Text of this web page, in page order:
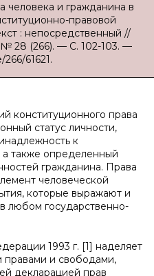
человека и гражданина в
правовой
: непосредственный //
28 (266). — С. 102-103. —
61621.
конституционного права
статус личности,
к
а также определенный
гражданина. Права
человеческой
которые выражают и
любом государственно-
1993 г. [1] наделяет
правами и свободами,
декларацией прав